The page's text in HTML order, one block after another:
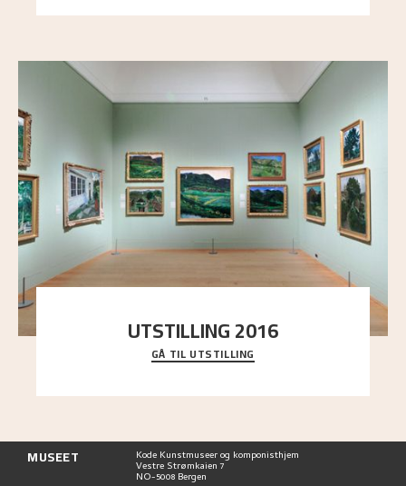
UTSTILLING 2016
En komplett oversikt over Nikolai Astrups
utstillinger, fra debuten i 1900 og frem til i dag.
GÅ TIL UTSTILLING
MUSEET Kode Kunstmuseer og komponisthjem
Vestre Strømkaien 7
NO-5008 Bergen